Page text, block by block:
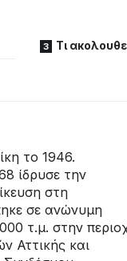
Τι
το 1946.
ίδρυσε την
στη
σε ανώνυμη
τ.μ. στην
Αττικής και